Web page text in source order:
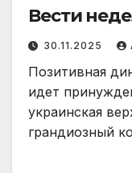
Вести
30.11.2025
Позитивная
идет
украинская
грандиозный